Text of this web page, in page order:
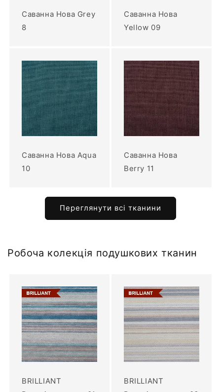
Саванна Нова Grey
8
Саванна Нова
Yellow 09
Саванна Нова Aqua
10
Саванна Нова
Berry 11
Переглянути всі тканини
Робоча колекція подушкових тканин
BRILLIANT
BRILLIANT